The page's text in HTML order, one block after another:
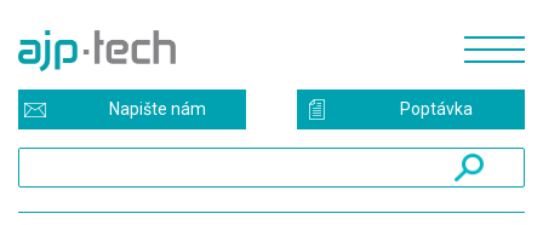
Poptávka
Napište nám